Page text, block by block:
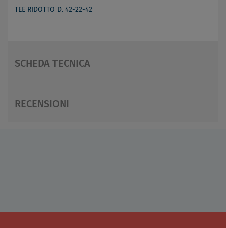
TEE RIDOTTO D. 42-22-42
SCHEDA TECNICA
RECENSIONI